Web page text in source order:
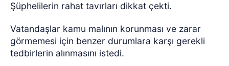
Şüphelilerin rahat tavırları dikkat çekti.
Vatandaşlar kamu malının korunması ve zarar
görmemesi için benzer durumlara karşı gerekli
tedbirlerin alınmasını istedi.